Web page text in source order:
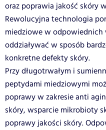
oraz poprawia jakość skóry
Rewolucyjna technologia
miedziowe w odpowiednich
oddziaływać w sposób
konkretne defekty skóry.
Przy długotrwałym i
peptydami miedziowymi
poprawy w zakresie anti
skóry, wsparcie mikrobioty
poprawy jakości skóry.